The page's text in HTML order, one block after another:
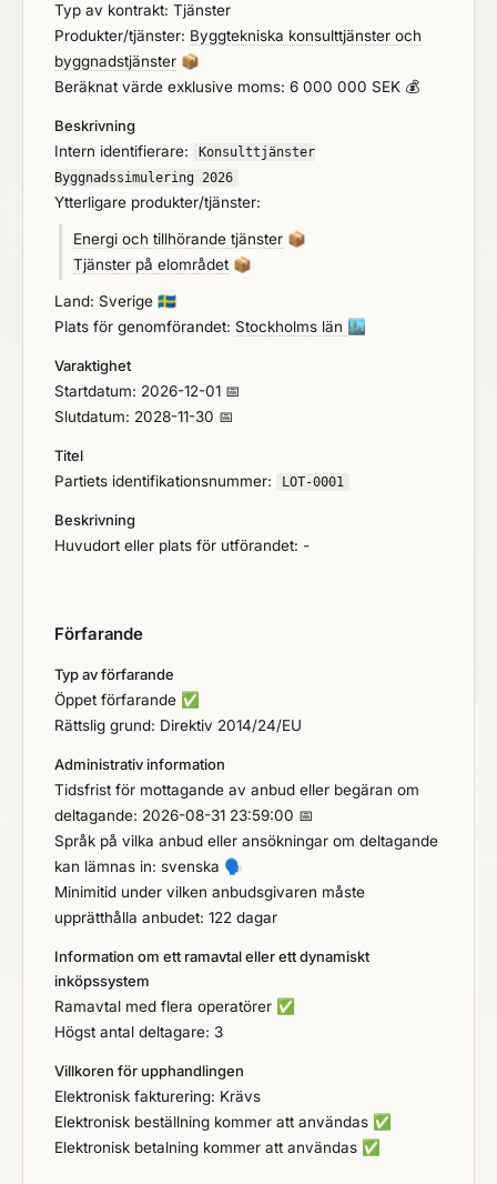
alla skeden i byggprocessen eller specifika insatser
i delar av den. OBS! Frågor kommer inte att
besvaras under veckorna 28 – 32.
Typ av kontrakt: Tjänster
Produkter/tjänster: Byggtekniska konsulttjänster och
byggnadstjänster 📦
Beräknat värde exklusive moms: 6 000 000 SEK 💰
Beskrivning
Intern identifierare:
Konsulttjänster
Byggnadssimulering 2026
Ytterligare produkter/tjänster:
Energi och tillhörande tjänster 📦
Tjänster på elområdet 📦
Land: Sverige 🇸🇪
Plats för genomförandet: Stockholms län 🏙️
Varaktighet
Startdatum: 2026-12-01 📅
Slutdatum: 2028-11-30 📅
Titel
Partiets identifikationsnummer:
LOT-0001
Beskrivning
Huvudort eller plats för utförandet: -
Förfarande
Typ av förfarande
Öppet förfarande ✅
Rättslig grund: Direktiv 2014/24/EU
Administrativ information
Tidsfrist för mottagande av anbud eller begäran om
deltagande: 2026-08-31 23:59:00 📅
Språk på vilka anbud eller ansökningar om deltagande
kan lämnas in: svenska 🗣️
Minimitid under vilken anbudsgivaren måste
upprätthålla anbudet: 122 dagar
Information om ett ramavtal eller ett dynamiskt
inköpssystem
Ramavtal med flera operatörer ✅
Högst antal deltagare: 3
Villkoren för upphandlingen
Elektronisk fakturering: Krävs
Elektronisk beställning kommer att användas ✅
Elektronisk betalning kommer att användas ✅